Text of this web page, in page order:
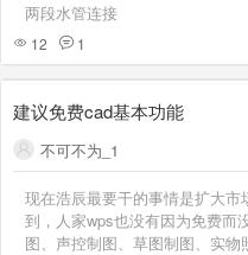
两段水管连接
12 1
建议免费cad基本功能
不可不为_1
现在浩辰最要干的事情是扩大
到，人家wps也没有因为免费而
图、声控制图、草图制图、实物